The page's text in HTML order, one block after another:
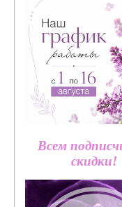
Всем
скидки!